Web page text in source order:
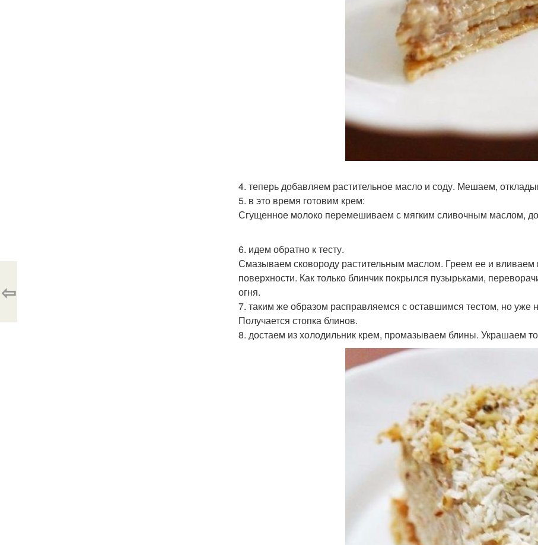
4. теперь добавляем растительное масло и соду. Мешаем,
5. в это время готовим крем:
Сгущенное молоко перемешиваем с мягким сливочным маслом,
6. идем обратно к тесту.
Смазываем сковороду растительным маслом. Греем ее и вливаем
поверхности. Как только блинчик покрылся пузырьками,
огня.
7. таким же образом расправляемся с оставшимся тестом, но уже
Получается стопка блинов.
8. достаем из холодильник крем, промазываем блины. Украшаем
⇦